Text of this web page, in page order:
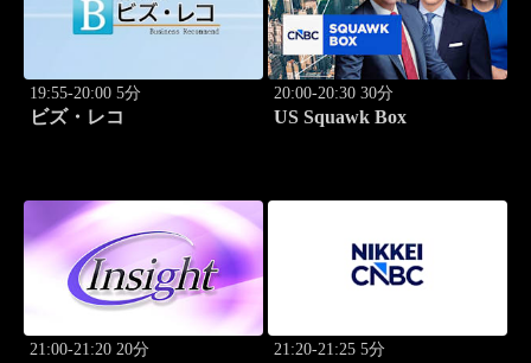
19:55-20:00 5分
ビズ・レコ
20:00-20:30 30分
US Squawk Box
21:00-21:20 20分 21:20-21:25 5分